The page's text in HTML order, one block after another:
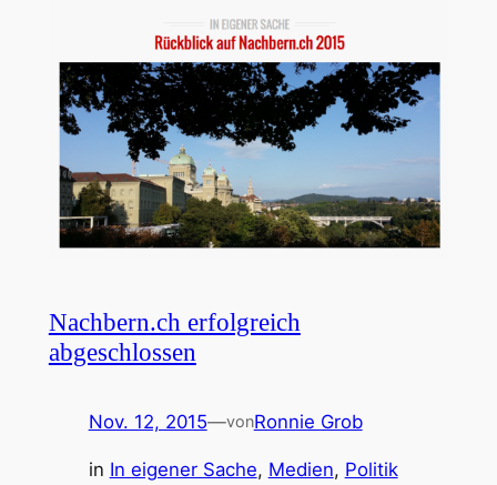
Nachbern.ch erfolgreich
abgeschlossen
Nov. 12, 2015—vonRonnie Grob
in In eigener Sache, Medien, Politik